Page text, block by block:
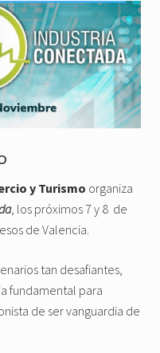
y Turismo organiza
, los próximos 7 y 8 de
de Valencia.
tan desafiantes,
fundamental para
de ser vanguardia de